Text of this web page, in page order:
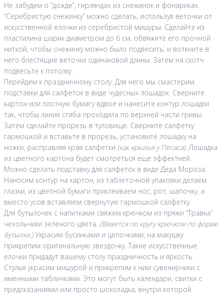
Не забудем о “дожде”, гирляндах из снежинок и фонариках.
“Серебристую снежинку” можно сделать, используя веточки от
искусственной елочки из серебристой мишуры. Сделайте из
пластилина шарик диаметром до 6 см, обвяжите его прочной
ниткой, чтобы снежинку можно было подвесить, и воткните в
него блестящие веточки одинаковой длины. Затем на скотч
подвесьте к потолку.
Перейдем к праздничному столу. Для него мы смастерим
подставки для салфеток в виде чудесных лошадок. Сверните
картон или плотную бумагу вдвое и нанесите контур лошадки
так, чтобы линия сгиба проходила по верхней части гривы.
Затем сделайте прорезь в туловище. Сверните салфетку
гармошкой и вставьте в прорезь, установите лошадку на
ножки, расправляя края салфетки (как крылья у Пегаса). Лошадка
из цветного картона будет смотреться еще эффектней.
Можно сделать подставку для салфеток в виде Деда Мороза.
Наносим контур на картон, из таблеточной упаковки делаем
глазки, из цветной бумаги приклеиваем нос, рот, шапочку, а
вместо усов вставляем свернутую гармошкой салфетку.
Для бутылочек с напитками свяжем крючком из пряжи “Травка”
чехольчики зеленого цвета. (Вяжется по кругу крючком по форме
бутылки.)Украсим бусинками и цепочками, на макушку
прикрепим оригинальную звездочку. Такие искусственные
елочки придадут вашему столу праздничность и яркость.
Стулья украсим мишурой и прикрепим к ним сувенирчики с
именными табличками. Это могут быть календари, свитки с
предсказаниями или просто шоколадка, внутри которой